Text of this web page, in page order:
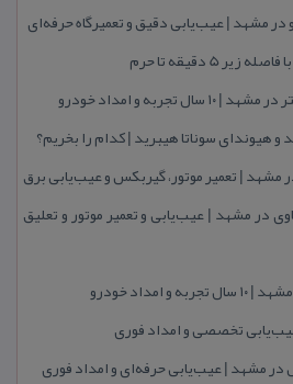
در مشهد | عیب‌یابی دقیق و تعمیرگاه حرفه‌ای
5 دقیقه تا حرم
و امداد خودرو
و هیوندای سوناتا هیبرید | كدام را بخریم؟
در مشهد | عیب‌یابی و تعمیر موتور و تعلیق
خودرو
تخصصی و امداد فوری
مشهد | عیب‌یابی حرفه‌ای و امداد فوری